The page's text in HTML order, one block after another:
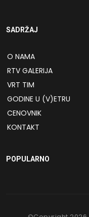
SADRŽAJ
O NAMA
RTV GALERIJA
VRT TIM
GODINE U (V)ETRU
CENOVNIK
KONTAKT
POPULARNO